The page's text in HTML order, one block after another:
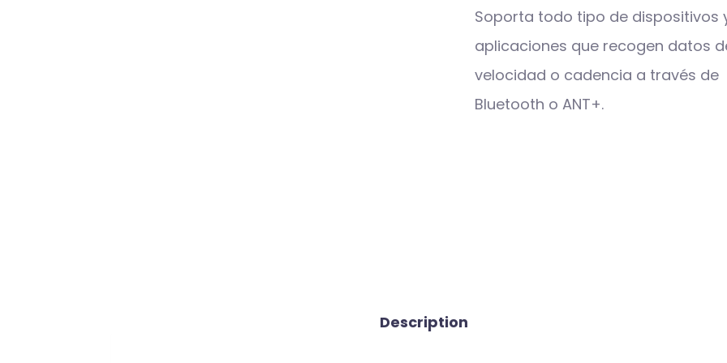
Soporta todo tipo de dispositivos
aplicaciones que recogen datos
velocidad o cadencia a través de
Bluetooth o ANT+.
Description